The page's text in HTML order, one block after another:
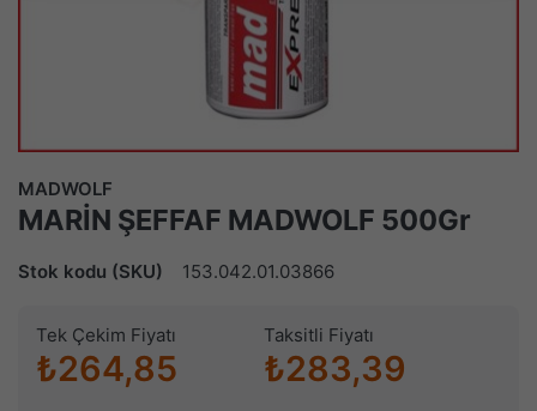
MADWOLF
MARİN ŞEFFAF MADWOLF 500Gr
Stok kodu (SKU) 153.042.01.03866
Tek Çekim Fiyatı
₺264,85
Taksitli Fiyatı
₺283,39